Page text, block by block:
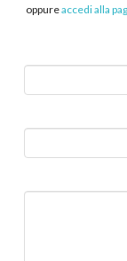
oppureaccedi alla